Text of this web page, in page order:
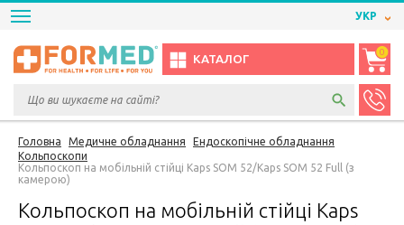
УКР
КАТАЛОГ
0
Головна Медичне обладнання
Ендоскопічне обладнання
Кольпоскопи
Кольпоскоп на мобільній стійці Kaps SOM 52/Kaps SOM 52 Full (з
камерою)
Кольпоскоп на мобільній стійці Kaps